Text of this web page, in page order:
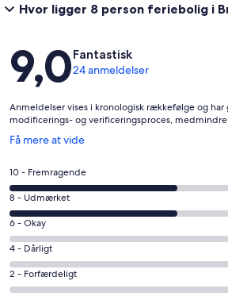
Hvor ligger 8 person feriebolig i
Anmeldelser
9,0Fantastisk
24 anmeldelser
Anmeldelser vises i kronologisk rækkefølge og
modificerings- og verificeringsproces,
Få mere at vide
Åbner
et
nyt
vindue
Bedømmelse
på
10
−
Fremragende.
12
af
i
10 - Fremragende
Bedømmelse
på
8
−
Udmærket.
12
8 - Udmærket
Bedømmelse
på
6
−
Okay.
6 - Okay
Bedømmelse
på
4
4 - Dårligt
Bedømmelse
på
2 - Forfærdeligt